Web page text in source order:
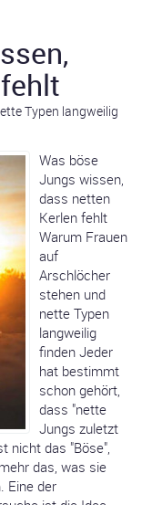
Typen langweilig
Was böse
Jungs wissen,
dass netten
Kerlen fehlt
Warum Frauen
auf
Arschlöcher
stehen und
nette Typen
langweilig
finden Jeder
hat bestimmt
schon gehört,
dass "nette
Jungs zuletzt
nicht das "Böse",
das, was sie
Eine der